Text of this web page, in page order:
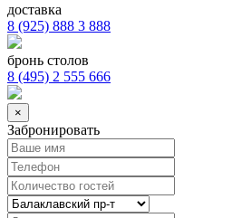
доставка
8 (925) 888 3 888
бронь столов
8 (495) 2 555 666
×
Забронировать